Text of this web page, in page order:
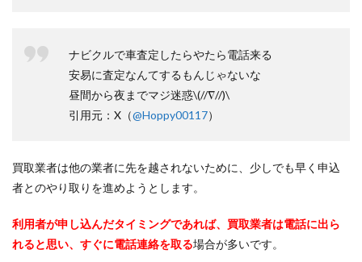
ナビクルで車査定したらやたら電話来る
安易に査定なんてするもんじゃないな
昼間から夜までマジ迷惑\(//∇//)\
引用元：X（@Hoppy00117）
買取業者は他の業者に先を越されないために、少しでも早く申込
者とのやり取りを進めようとします。
利用者が申し込んだタイミングであれば、買取業者は電話に出ら
れると思い、すぐに電話連絡を取る場合が多いです。